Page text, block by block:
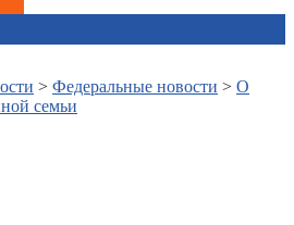
> Федеральные новости > О
семьи